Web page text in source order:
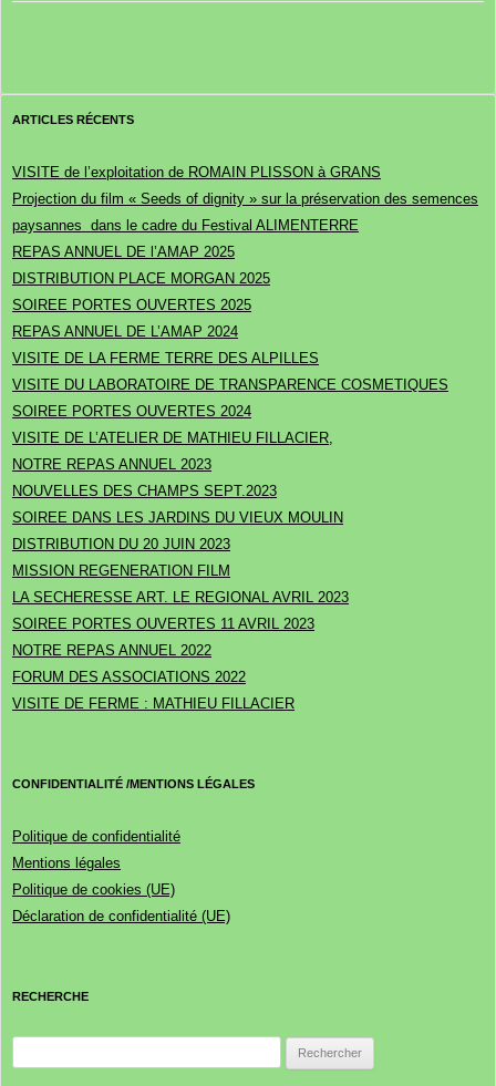
ARTICLES RÉCENTS
VISITE de l’exploitation de ROMAIN PLISSON à GRANS
Projection du film « Seeds of dignity » sur la préservation des semences
paysannes dans le cadre du Festival ALIMENTERRE
REPAS ANNUEL DE l’AMAP 2025
DISTRIBUTION PLACE MORGAN 2025
SOIREE PORTES OUVERTES 2025
REPAS ANNUEL DE L’AMAP 2024
VISITE DE LA FERME TERRE DES ALPILLES
VISITE DU LABORATOIRE DE TRANSPARENCE COSMETIQUES
SOIREE PORTES OUVERTES 2024
VISITE DE L’ATELIER DE MATHIEU FILLACIER,
NOTRE REPAS ANNUEL 2023
NOUVELLES DES CHAMPS SEPT.2023
SOIREE DANS LES JARDINS DU VIEUX MOULIN
DISTRIBUTION DU 20 JUIN 2023
MISSION REGENERATION FILM
LA SECHERESSE ART. LE REGIONAL AVRIL 2023
SOIREE PORTES OUVERTES 11 AVRIL 2023
NOTRE REPAS ANNUEL 2022
FORUM DES ASSOCIATIONS 2022
VISITE DE FERME : MATHIEU FILLACIER
CONFIDENTIALITÉ /MENTIONS LÉGALES
Politique de confidentialité
Mentions légales
Politique de cookies (UE)
Déclaration de confidentialité (UE)
RECHERCHE